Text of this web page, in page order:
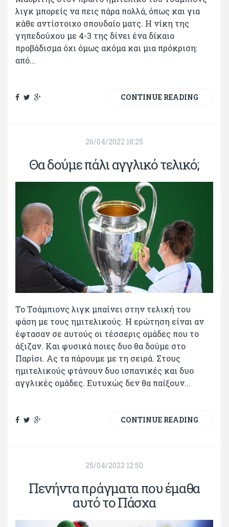
λιγκ μπορείς να πεις πάρα πολλά, όπως και για
κάθε αντίστοιχο σπουδαίο ματς. Η νίκη της
γηπεδούχου με 4-3 της δίνει ένα δίκαιο
προβάδισμα όχι όμως ακόμα και μια πρόκριση:
από...
CONTINUE READING
26/04/2022 18:25
Θα δούμε πάλι αγγλικό τελικό;
Το Τσάμπιονς λιγκ μπαίνει στην τελική του
φάση με τους ημιτελικούς. Η ερώτηση είναι αν
έφτασαν σε αυτούς οι τέσσερις ομάδες που το
άξιζαν. Και φυσικά ποιες δυο θα δούμε στο
Παρίσι. Ας τα πάρουμε με τη σειρά. Στους
ημιτελικούς φτάνουν δυο ισπανικές και δυο
αγγλικές ομάδες. Ευτυχώς δεν θα παίξουν...
CONTINUE READING
25/04/2022 12:50
Πενήντα πράγματα που έμαθα
αυτό το Πάσχα